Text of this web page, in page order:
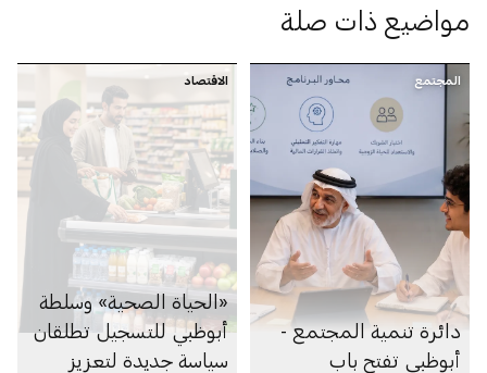
مواضيع ذات صلة
المجتمع
دائرة تنمية المجتمع -
أبوظبي تفتح باب
الاقتصاد
«الحياة الصحية» وسلطة
أبوظبي للتسجيل تطلقان
سياسة جديدة لتعزيز